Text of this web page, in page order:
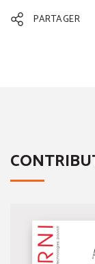
PARTAGER